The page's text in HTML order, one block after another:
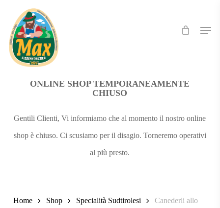
main
content
Menu
ONLINE SHOP TEMPORANEAMENTE
CHIUSO
Gentili Clienti, Vi informiamo che al momento il nostro online
shop è chiuso. Ci scusiamo per il disagio. Torneremo operativi
al più presto.
Home Shop Specialità Sudtirolesi Canederli allo